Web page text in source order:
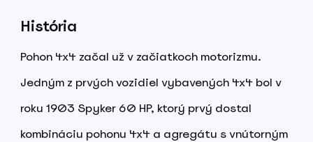
História
Pohon 4x4 začal už v začiatkoch motorizmu.
Jedným z prvých vozidiel vybavených 4x4 bol v
roku 1903 Spyker 60 HP, ktorý prvý dostal
kombináciu pohonu 4x4 a agregátu s vnútorným